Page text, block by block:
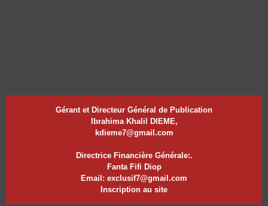
Gérant et Directeur Général de Publication
Ibrahima Khalil DIEME,
kdieme7@gmail.com
Directrice Financière Générale:.
Fanta Fifi Diop
Email: exclusif7@gmail.com
Inscription au site